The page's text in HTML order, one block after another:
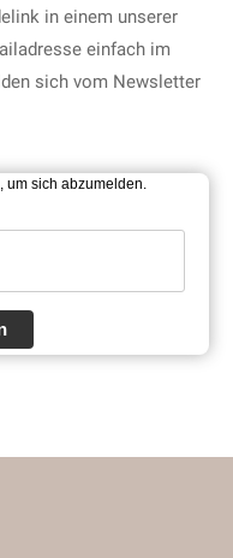
in einem unserer
einfach im
sich vom Newsletter
um sich abzumelden.